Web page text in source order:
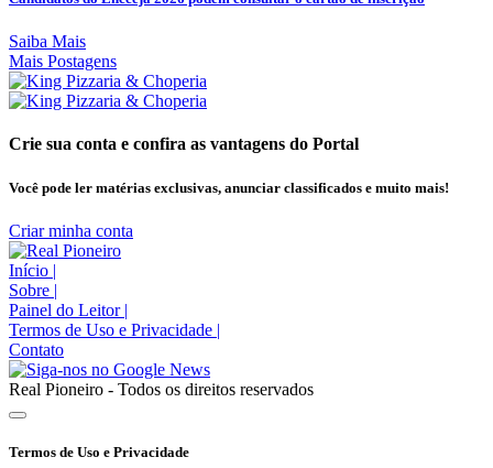
Saiba Mais
Mais Postagens
Crie sua conta e confira as vantagens do Portal
Você pode ler matérias exclusivas, anunciar classificados e muito mais!
Criar minha conta
Início |
Sobre |
Painel do Leitor |
Termos de Uso e Privacidade |
Contato
Real Pioneiro - Todos os direitos reservados
Termos de Uso e Privacidade